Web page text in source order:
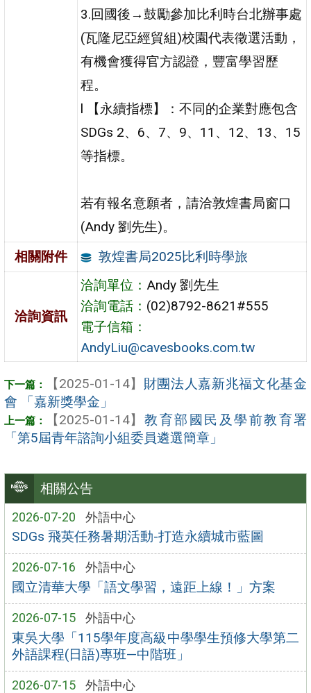
相關公告
2026-07-20 外語中心
SDGs 飛英任務暑期活動-打造永續城市藍圖
2026-07-16 外語中心
國立清華大學「語文學習，遠距上線！」方案
2026-07-15 外語中心
東吳大學「115學年度高級中學學生預修大學第二
外語課程(日語)專班—中階班」
2026-07-15 外語中心
3.回國後→鼓勵參加比利時台北辦事處
(瓦隆尼亞經貿組)校園代表徵選活動，
有機會獲得官方認證，豐富學習歷
程。
l 【永續指標】：不同的企業對應包含
SDGs 2、6、7、9、11、12、13、15
等指標。
若有報名意願者，請洽敦煌書局窗口
(Andy 劉先生)。
相關附件
敦煌書局2025比利時學旅
洽詢資訊
洽詢單位： Andy 劉先生
洽詢電話： (02)8792-8621#555
電子信箱：
AndyLiu@cavesbooks.com.tw
【2025-01-14】 財團法人嘉新兆福文化基金
會 「嘉新獎學金」
【2025-01-14】 教育部國民及學前教育署
「第5屆青年諮詢小組委員遴選簡章」